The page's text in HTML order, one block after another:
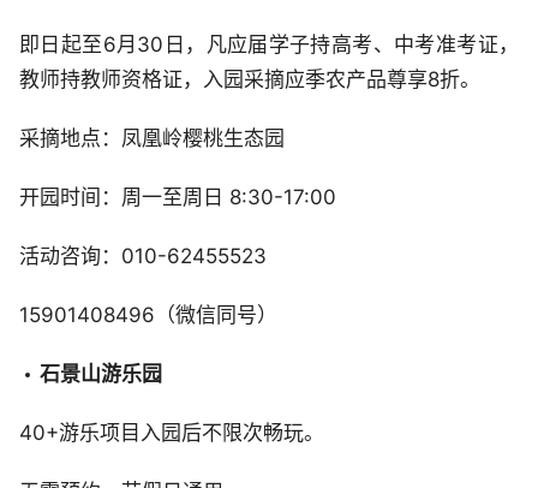
即日起至6月30日，凡应届学子持高考、中考准考证，
教师持教师资格证，入园采摘应季农产品尊享8折。
采摘地点：凤凰岭樱桃生态园
开园时间：周一至周日 8:30-17:00
活动咨询：010-62455523
15901408496（微信同号）
石景山游乐园
40+游乐项目入园后不限次畅玩。